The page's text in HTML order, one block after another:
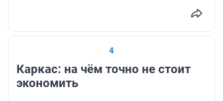
4
Каркас: на чём точно не стоит
экономить